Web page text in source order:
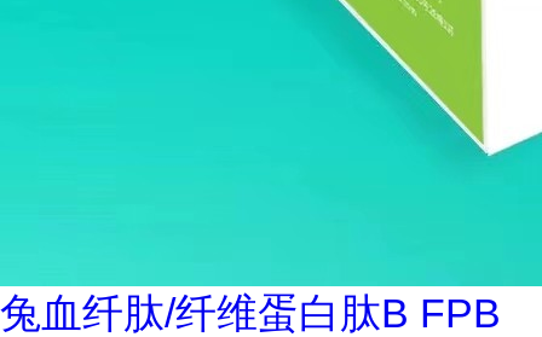
兔血纤肽/纤维蛋白肽B FPB